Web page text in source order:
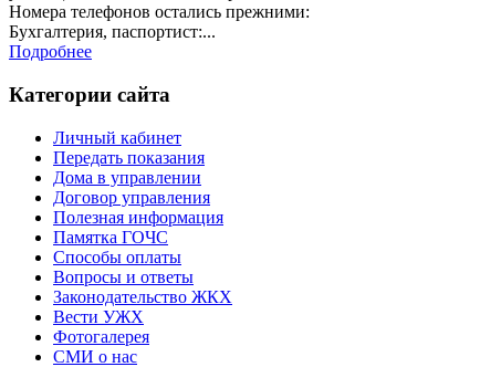
Номера телефонов остались прежними:
Бухгалтерия, паспортист:...
Подробнее
Категории сайта
Личный кабинет
Передать показания
Дома в управлении
Договор управления
Полезная информация
Памятка ГОЧС
Способы оплаты
Вопросы и ответы
Законодательство ЖКХ
Вести УЖХ
Фотогалерея
СМИ о нас